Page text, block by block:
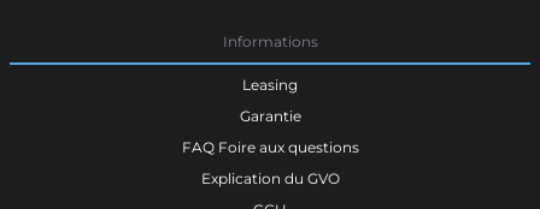
Informations
Leasing
Garantie
FAQ Foire aux questions
Explication du GVO